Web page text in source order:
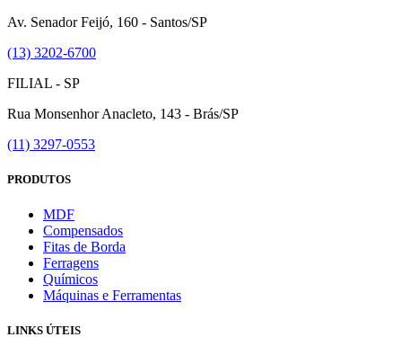
Av. Senador Feijó, 160 - Santos/SP
(13) 3202-6700
FILIAL - SP
Rua Monsenhor Anacleto, 143 - Brás/SP
(11) 3297-0553
PRODUTOS
MDF
Compensados
Fitas de Borda
Ferragens
Químicos
Máquinas e Ferramentas
LINKS ÚTEIS